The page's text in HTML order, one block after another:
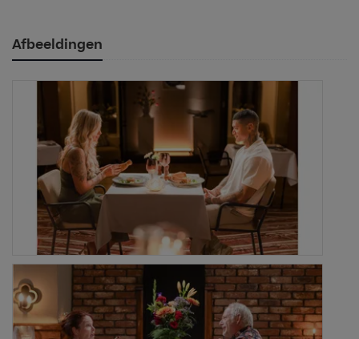
Afbeeldingen